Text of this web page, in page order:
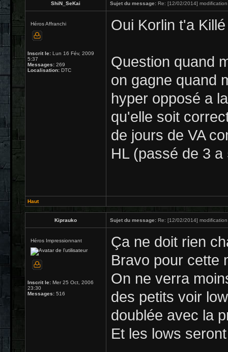
ShiN_SeKai Sujet du message: Re: [12/02/2014] modification
Héros Affranchi
Inscrit le: Lun 16 Fév, 2009
5:37
Messages: 269
Localisation: DTC
Oui Korlin t'a
Question quand
on gagne quand
hyper opposé a
qu'elle soit
de jours de VA
HL (passé de 3 a
Haut
Kiprauko Sujet du message: Re: [12/02/2014] modification
Héros Impressionnant
Inscrit le: Mer 25 Oct, 2006
23:30
Messages: 516
Ça ne doit rien
Bravo pour cette
On ne verra
des petits voir
doublée avec la
Et les lows